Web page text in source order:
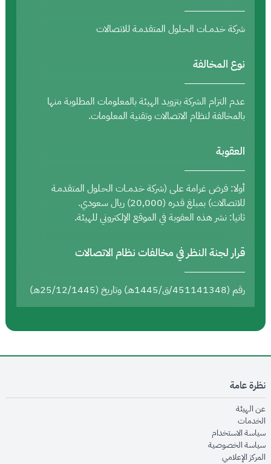
شركة خدمــات الحـلول المتقدمـة للاتصالات
نوع المخالفة
عدم التزام الشركة بتزويد الهيئة بالمعلومات المطلوبة منها
بالمخالفة لنظام الاتصالات وتقنية المعلومات.
العقوبة
أولا: فرض غرامة على (شركة خدمــات الحـلول المتقدمـة
للاتصالات) بمبلغ قدره (20,000) ريال سعودي.
ثانيا: نشر هذه العقوبة في الموقع الإلكتروني للهيئة.
قرار لجنة النظر في مخالفات نظام الاتصالات
رقم (451141348/ق/1445هـ) وتاريخ (25/12/1445هـ)
نظرة عامة
عن الهيئةopens in new window
الخدماتopens in new window
سياسة الاستخدام
سياسة الخصوصيةopens in new window
المركز الإعلاميopens in new window